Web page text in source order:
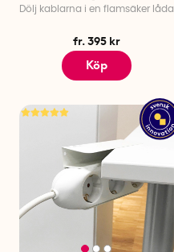
Dölj kablarna i en flamsäker låda
fr. 395 kr
Köp